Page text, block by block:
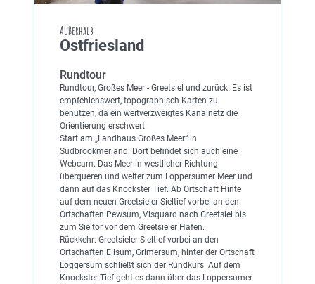
Außerhalb
Ostfriesland
Rundtour
Rundtour, Großes Meer - Greetsiel und zurück. Es ist
empfehlenswert, topographisch Karten zu
benutzen, da ein weitverzweigtes Kanalnetz die
Orientierung erschwert.
Start am „Landhaus Großes Meer“ in
Südbrookmerland. Dort befindet sich auch eine
Webcam. Das Meer in westlicher Richtung
überqueren und weiter zum Loppersumer Meer und
dann auf das Knockster Tief. Ab Ortschaft Hinte
auf dem neuen Greetsieler Sieltief vorbei an den
Ortschaften Pewsum, Visquard nach Greetsiel bis
zum Sieltor vor dem Greetsieler Hafen.
Rückkehr: Greetsieler Sieltief vorbei an den
Ortschaften Eilsum, Grimersum, hinter der Ortschaft
Loggersum schließt sich der Rundkurs. Auf dem
Knockster-Tief geht es dann über das Loppersumer